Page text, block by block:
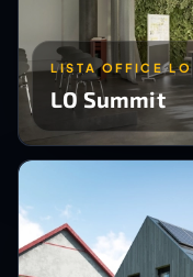
LISTA OFFICE LO
LO Summit